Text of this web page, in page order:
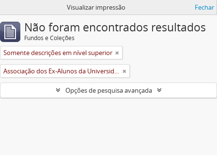
Visualizar impressão Fechar
Não foram encontrados resultados
Fundos e Coleções
Somente descrições em nível superior
Associação dos Ex-Alunos da Universidade Federal de Viçosa (AEA)
Opções de pesquisa avançada